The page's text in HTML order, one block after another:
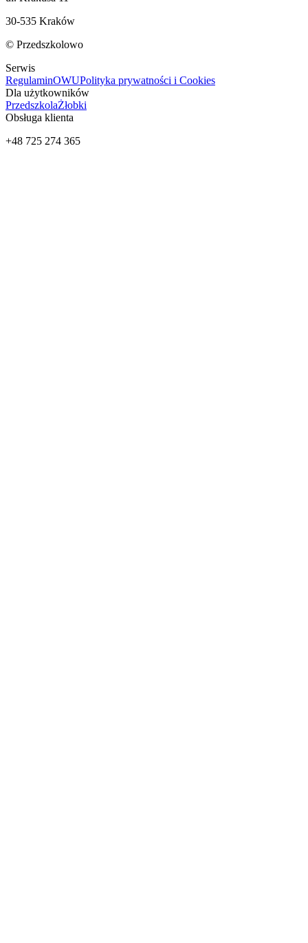
30-535 Kraków
© Przedszkolowo
Serwis
RegulaminOWUPolityka prywatności i Cookies
Dla użytkowników
PrzedszkolaŻłobki
Obsługa klienta
+48 725 274 365